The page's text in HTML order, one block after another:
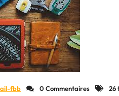
Réussie"
fbb 0 Commentaires 26